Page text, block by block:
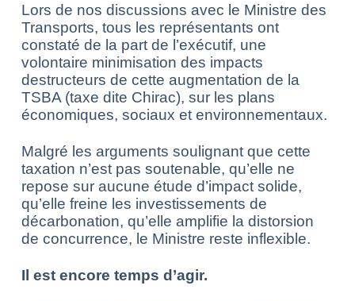
Lors de nos discussions avec le Ministre des
Transports, tous les représentants ont
constaté de la part de l’exécutif, une
volontaire minimisation des impacts
destructeurs de cette augmentation de la
TSBA (taxe dite Chirac), sur les plans
économiques, sociaux et environnementaux.
Malgré les arguments soulignant que cette
taxation n’est pas soutenable, qu’elle ne
repose sur aucune étude d’impact solide,
qu’elle freine les investissements de
décarbonation, qu’elle amplifie la distorsion
de concurrence, le Ministre reste inflexible.
Il est encore temps d’agir.